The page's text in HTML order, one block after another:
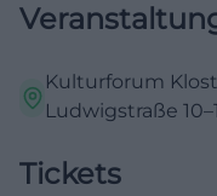
Kulturforum
Ludwigstraße
Tickets